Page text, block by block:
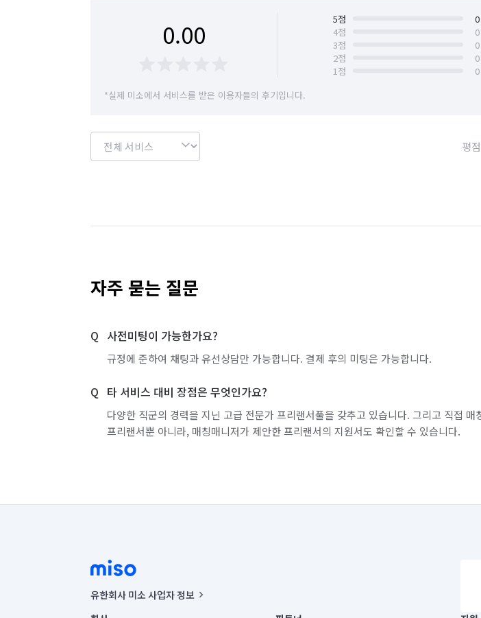
0.00 5점
0
4점
0
3점
0
2점
0
1점
0
*실제 미소에서 서비스를 받은 이용자들의 후기입니다.
자주 묻는 질문
사전미팅이 가능한가요?
규정에 준하여 채팅과 유선상담만 가능합니다. 결제 후의 미팅은 가능합니다.
타 서비스 대비 장점은 무엇인가요?
다양한 직군의 경력을 지닌 고급 전문가 프리랜서풀을 갖추고 있습니다. 그리고 직접 매
프리랜서뿐 아니라, 매칭매니저가 제안한 프리랜서의 지원서도 확인할 수 있습니다.
유한회사 미소 사업자 정보
사업자등록번호 : 291-87-00271 | 인허가번호 : 2016-3220163-14-5-00019 |